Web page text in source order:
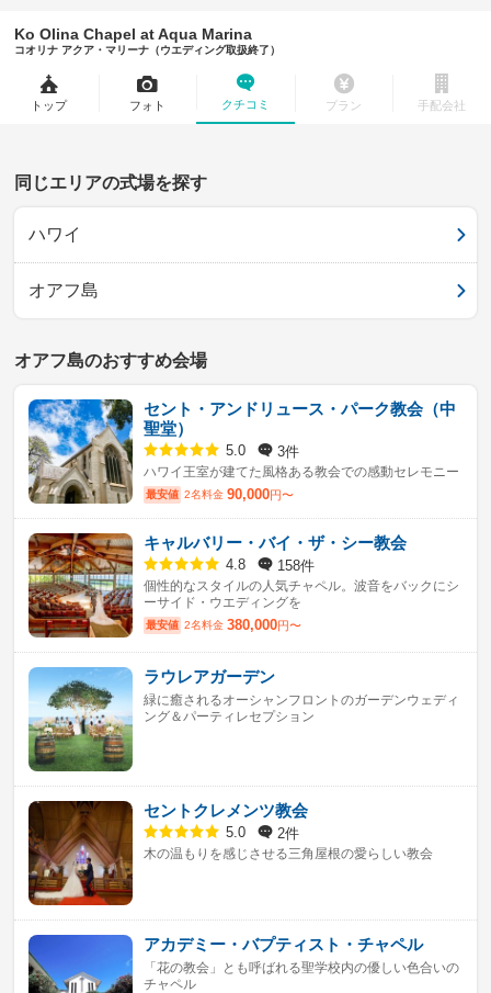
Ko Olina Chapel at Aqua Marina
コオリナ アクア・マリーナ（ウエディング取扱終了）
トップ フォト クチコミ プラン 手配会社
同じエリアの式場を探す
ハワイ
オアフ島
オアフ島のおすすめ会場
セント・アンドリュース・パーク教会（中
聖堂）
5.0 3件
ハワイ王室が建てた風格ある教会での感動セレモニー
最安値 2名料金 90,000円〜
キャルバリー・バイ・ザ・シー教会
4.8 158件
個性的なスタイルの人気チャペル。波音をバックにシ
ーサイド・ウエディングを
最安値 2名料金 380,000円〜
ラウレアガーデン
緑に癒されるオーシャンフロントのガーデンウェディ
ング＆パーティレセプション
セントクレメンツ教会
5.0 2件
木の温もりを感じさせる三角屋根の愛らしい教会
アカデミー・バプティスト・チャペル
「花の教会」とも呼ばれる聖学校内の優しい色合いの
チャペル